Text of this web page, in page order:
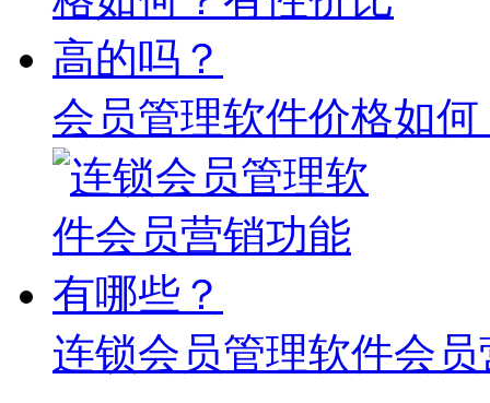
会员管理软件价格如
连锁会员管理软件会